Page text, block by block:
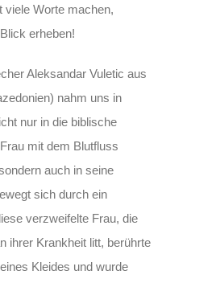
viele Worte machen,
erheben!
Aleksandar Vuletic aus
nahm uns in
nur in die biblische
mit dem Blutfluss
auch in seine
sich durch ein
verzweifelte Frau, die
ihrer Krankheit litt, berührte
Kleides und wurde